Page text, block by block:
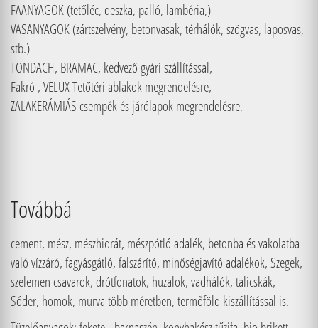
FAANYAGOK (tetőléc, deszka, palló, lambéria,)
VASANYAGOK (zártszelvény, betonvasak, térhálók, szögvas, laposvas,
stb.)
TONDACH, BRAMAC, kedvező gyári szállítással,
Fakró , VELUX Tetőtéri ablakok megrendelésre,
ZALAKERÁMIÁS csempék és járólapok megrendelésre,
Továbbá
cement, mész, mészhidrát, mészpótló adalék, betonba és vakolatba
való vízzáró, fagyásgátló, falszárító, minőségjavító adalékok, Szegek,
szelemen csavarok, drótfonatok, huzalok, vadhálók, talicskák,
Sóder, homok, murva több méretben, termőföld kiszállítással is.